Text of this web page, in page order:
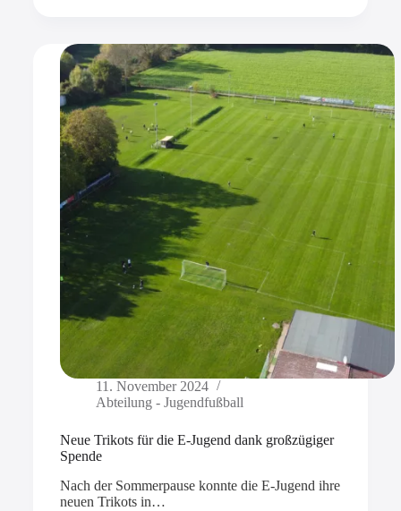
11. November 2024
Abteilung - Jugendfußball
Neue Trikots für die E-Jugend dank großzügiger
Spende
Nach der Sommerpause konnte die E-Jugend ihre
neuen Trikots in…